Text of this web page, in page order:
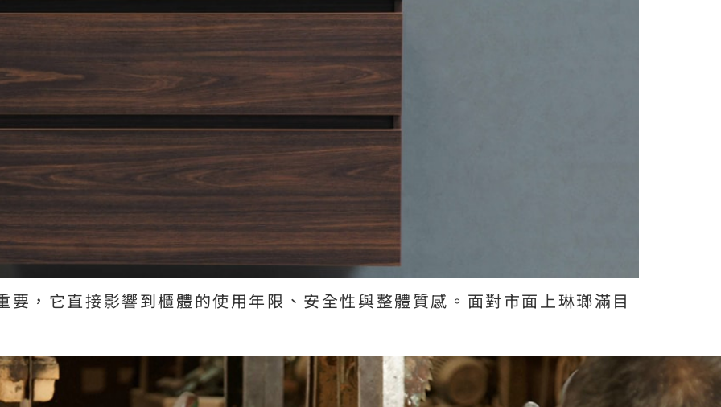
要，它直接影響到櫃體的使用年限、安全性與整體質感。面對市面上琳瑯滿目